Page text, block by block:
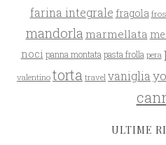
farina integrale fragola
mandorla marmellata
noci panna montata pasta frolla pera
valentino torta travel vaniglia
ULTIME